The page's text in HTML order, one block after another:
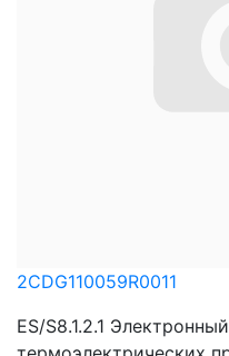
2CDG110059R0011
ES/S8.1.2.1